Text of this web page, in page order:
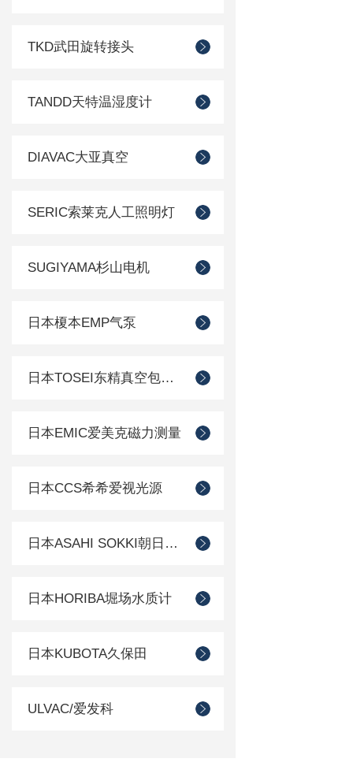
TKD武田旋转接头
TANDD天特温湿度计
DIAVAC大亚真空
SERIC索莱克人工照明灯
SUGIYAMA杉山电机
日本榎本EMP气泵
日本TOSEI东精真空包装机
日本EMIC爱美克磁力测量
日本CCS希希爱视光源
日本ASAHI SOKKI朝日测器
日本HORIBA堀场水质计
日本KUBOTA久保田
ULVAC/爱发科